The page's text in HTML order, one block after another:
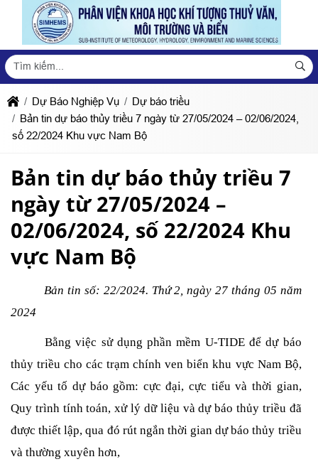
Dự Báo Nghiệp Vụ
Dự báo triều
Bản tin dự báo thủy triều 7 ngày từ 27/05/2024 – 02/06/2024,
số 22/2024 Khu vực Nam Bộ
Bản tin dự báo thủy triều 7
ngày từ 27/05/2024 –
02/06/2024, số 22/2024 Khu
vực Nam Bộ
Bản tin số: 22/2024. Thứ 2, ngày 27 tháng 05 năm
2024
Bằng việc sử dụng phần mềm U-TIDE để dự báo
thủy triều cho các trạm chính ven biển khu vực Nam Bộ,
Các yếu tố dự báo gồm: cực đại, cực tiểu và thời gian,
Quy trình tính toán, xử lý dữ liệu và dự báo thủy triều đã
được thiết lập, qua đó rút ngắn thời gian dự báo thủy triều
và thường xuyên hơn,